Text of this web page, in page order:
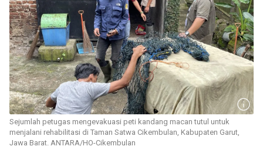
Sejumlah petugas mengevakuasi peti kandang macan tutul untuk
menjalani rehabilitasi di Taman Satwa Cikembulan, Kabupaten Garut,
Jawa Barat. ANTARA/HO-Cikembulan